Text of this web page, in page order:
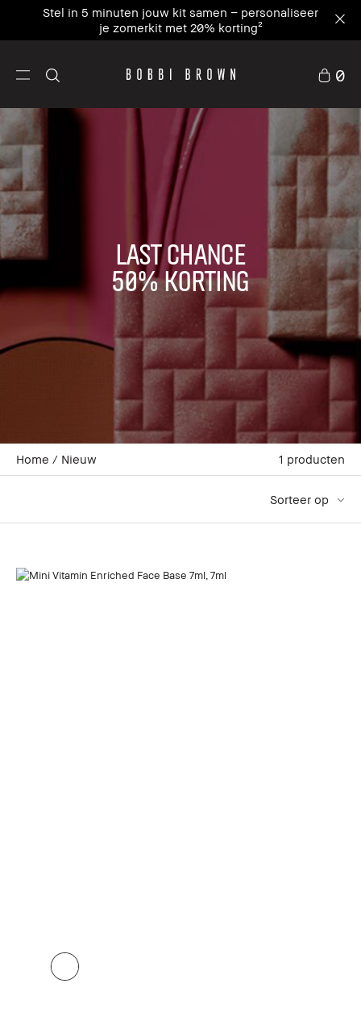
Stel in 5 minuten jouw kit samen – personaliseer
je zomerkit met 20% korting²
0
LAST CHANCE
50% KORTING
Home Nieuw 1 producten
Sorteer op